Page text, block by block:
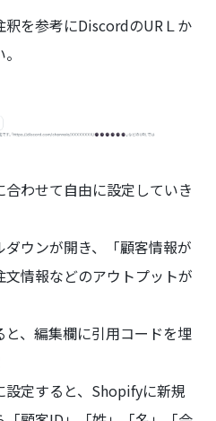
を参考にDiscordのURＬか
わせて自由に設定していき
ウンが開き、「顧客情報が
情報などのアウトプットが
、編集欄に引用コードを埋
定すると、Shopifyに新規